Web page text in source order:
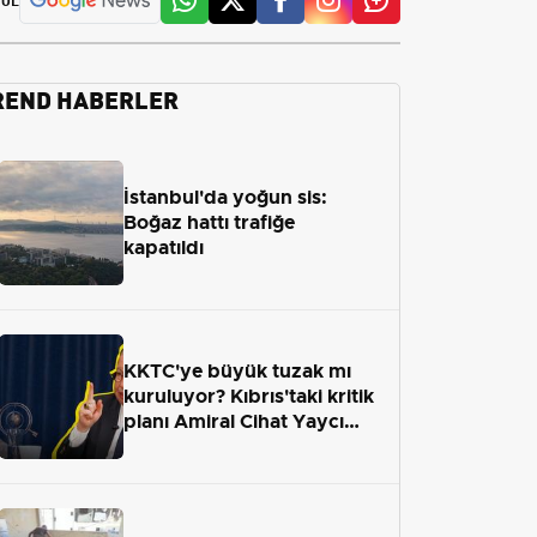
HABERLER
İstanbul'da yoğun sis:
Boğaz hattı trafiğe
kapatıldı
KKTC'ye büyük tuzak mı
kuruluyor? Kıbrıs'taki kritik
planı Amiral Cihat Yaycı